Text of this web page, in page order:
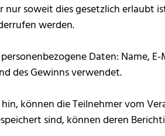
soweit dies gesetzlich erlaubt
werden.
Daten: Name,
des Gewinns verwendet.
können die Teilnehmer vom
sind, können deren